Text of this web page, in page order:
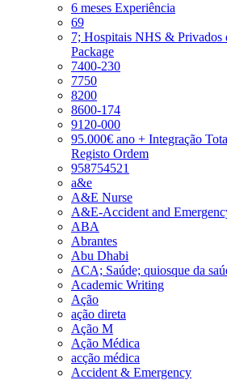
6 meses Experiência
69
7; Hospitais NHS & Privados
Package
7400-230
7750
8200
8600-174
9120-000
95.000€ ano + Integração
Registo Ordem
958754521
a&e
A&E Nurse
A&E-Accident and
ABA
Abrantes
Abu Dhabi
ACA; Saúde; quiosque da
Academic Writing
Ação
ação direta
Ação M
Ação Médica
acção médica
Accident & Emergency